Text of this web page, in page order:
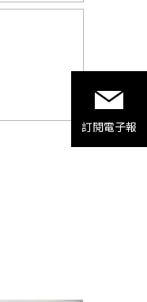
訂閱電子報